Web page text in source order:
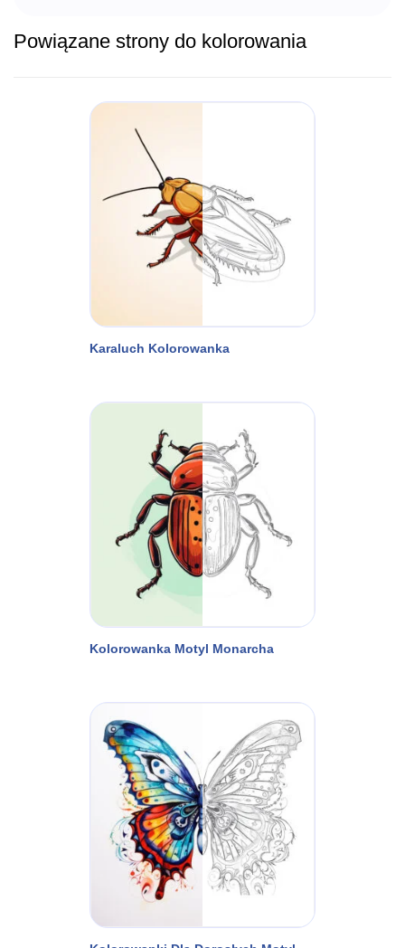
Powiązane strony do kolorowania
Karaluch Kolorowanka
Kolorowanka Motyl Monarcha